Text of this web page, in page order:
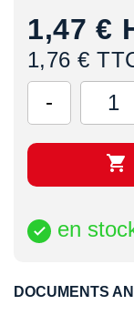
1,47 €
1,76 €

 en
DOCUMENTS